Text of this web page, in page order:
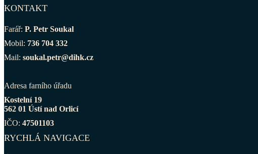
KONTAKT
Farář: P. Petr Soukal
Mobil: 736 704 332
Mail: soukal.petr@dihk.cz
Adresa farního úřadu
Kostelní 19
562 01 Ústí nad Orlicí
IČO: 47501103
RYCHLÁ NAVIGACE